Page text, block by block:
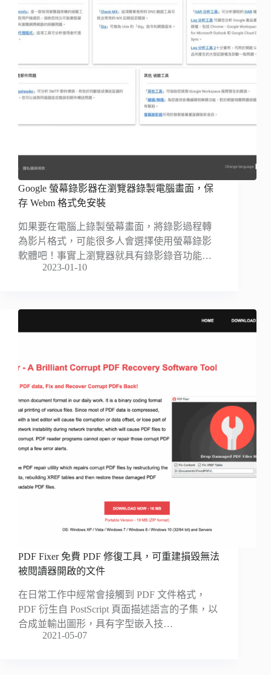
Google 螢幕錄影器在瀏覽器錄製電腦畫面，保
存 Webm 格式免安裝
如果要在電腦上錄製螢幕畫面，將錄影過程轉
為影片格式，可能很多人會選擇使用螢幕錄影
軟體吧！事實上瀏覽器就具有錄影錄音功能…
2023-01-10
PDF Fixer 免費 PDF 修復工具，可重建損毀無法
被閱讀器開啟的文件
在日常工作中經常會接觸到 PDF 文件格式，
PDF 衍生自 PostScript 頁面描述語言的子集，以
合成並輸出圖形，具有字型嵌入技…
2021-05-07